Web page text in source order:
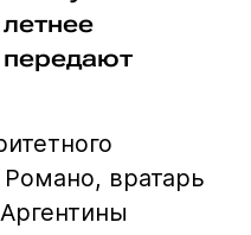
вратарь